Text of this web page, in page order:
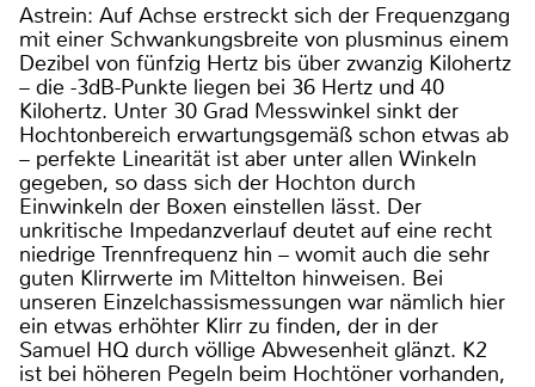
Astrein: Auf Achse erstreckt sich der Frequenzgang
mit einer Schwankungsbreite von plusminus einem
Dezibel von fünfzig Hertz bis über zwanzig Kilohertz
– die -3dB-Punkte liegen bei 36 Hertz und 40
Kilohertz. Unter 30 Grad Messwinkel sinkt der
Hochtonbereich erwartungsgemäß schon etwas ab
– perfekte Linearität ist aber unter allen Winkeln
gegeben, so dass sich der Hochton durch
Einwinkeln der Boxen einstellen lässt. Der
unkritische Impedanzverlauf deutet auf eine recht
niedrige Trennfrequenz hin – womit auch die sehr
guten Klirrwerte im Mittelton hinweisen. Bei
unseren Einzelchassismessungen war nämlich hier
ein etwas erhöhter Klirr zu finden, der in der
Samuel HQ durch völlige Abwesenheit glänzt. K2
ist bei höheren Pegeln beim Hochtöner vorhanden,